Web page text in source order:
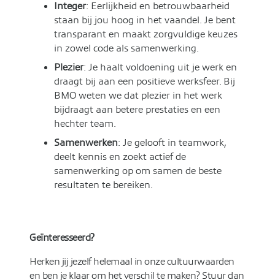
Integer: Eerlijkheid en betrouwbaarheid
staan bij jou hoog in het vaandel. Je bent
transparant en maakt zorgvuldige keuzes
in zowel code als samenwerking.
Plezier: Je haalt voldoening uit je werk en
draagt bij aan een positieve werksfeer. Bij
BMO weten we dat plezier in het werk
bijdraagt aan betere prestaties en een
hechter team.
Samenwerken: Je gelooft in teamwork,
deelt kennis en zoekt actief de
samenwerking op om samen de beste
resultaten te bereiken.
Geïnteresseerd?
Herken jij jezelf helemaal in onze cultuurwaarden
en ben je klaar om het verschil te maken? Stuur dan